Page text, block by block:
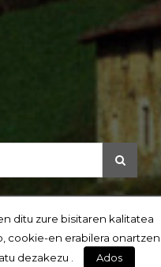
ditu zure bisitaren kalitatea
cookie-en erabilera onartzen
dezakezu .
Ados